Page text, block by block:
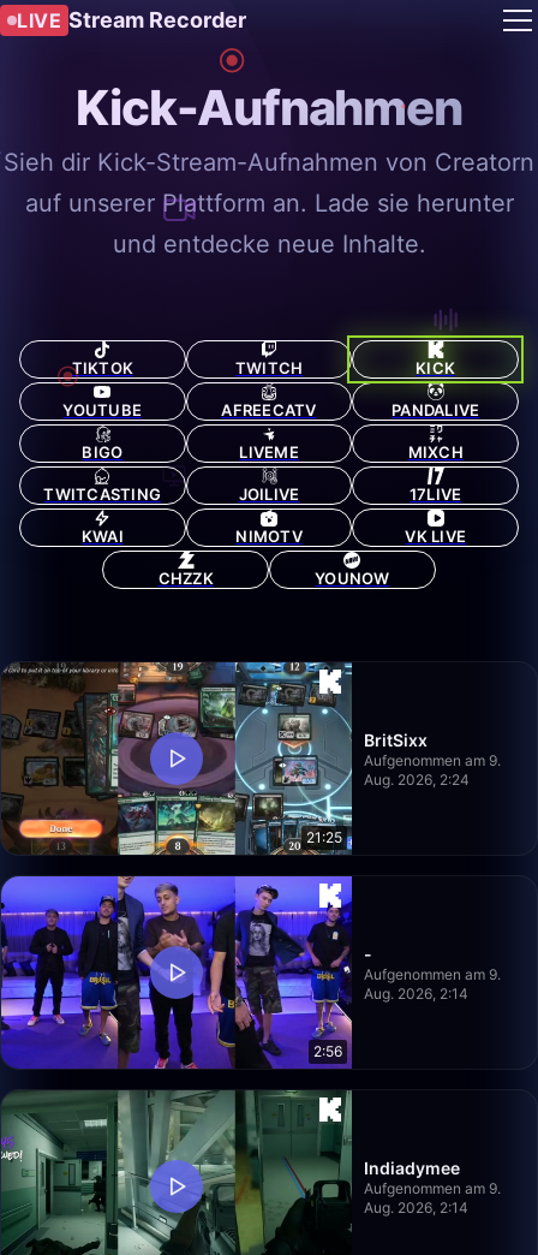
LIVE Stream Recorder
Kick-Aufnahmen
Sieh dir Kick-Stream-Aufnahmen von Creatorn
auf unserer Plattform an. Lade sie herunter
und entdecke neue Inhalte.
TIKTOK TWITCH KICK
YOUTUBE AFREECATV PANDALIVE
BIGO LIVEME MIXCH
TWITCASTING JOILIVE 17LIVE
KWAI NIMOTV VK LIVE
CHZZK YOUNOW
21:25
BritSixx
Aufgenommen am 9.
Aug. 2026, 2:24
2:56
-
Aufgenommen am 9.
Aug. 2026, 2:14
Indiadymee
Aufgenommen am 9.
Aug. 2026, 2:14